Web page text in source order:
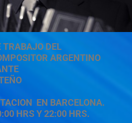
TRABAJO DEL
ARGENTINO
EN BARCELONA.
HRS Y 22:00 HRS.